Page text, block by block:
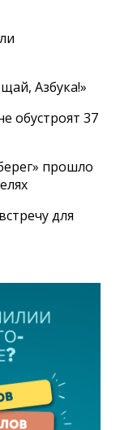
Азбука!»
обустроят 37
прошло
для